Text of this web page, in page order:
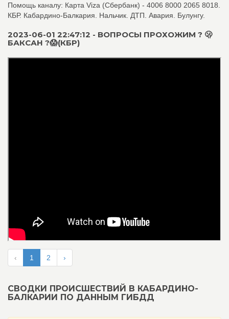
Помощь каналу: Карта Viza (Сбербанк) - 4006 8000 2065 8018.
КБР. Кабардино-Балкария. Нальчик. ДТП. Авария. Булунгу.
2023-06-01 22:47:12 - ВОПРОСЫ ПРОХОЖИМ ? 🫢
БАКСАН ?😱(КБР)
‹ 1 2 ›
СВОДКИ ПРОИСШЕСТВИЙ В КАБАРДИНО-
БАЛКАРИИ ПО ДАННЫМ ГИБДД